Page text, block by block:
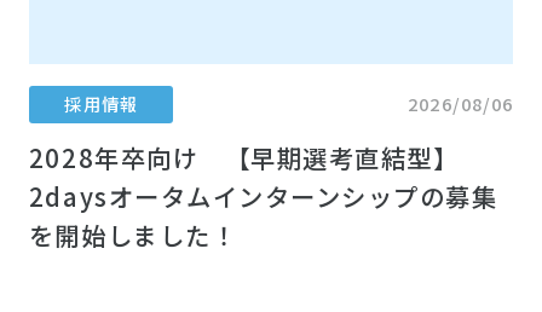
採用情報 2026/08/06
2028年卒向け 【早期選考直結型】
2daysオータムインターンシップの募集
を開始しました！